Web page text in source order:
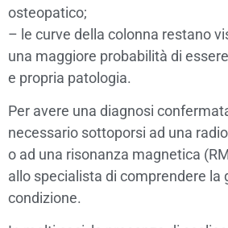
osteopatico;
– le curve della colonna restano
una maggiore probabilità di
e propria patologia.
Per avere una diagnosi
necessario sottoporsi ad una
o ad una risonanza magnetica
allo specialista di comprendere la
condizione.